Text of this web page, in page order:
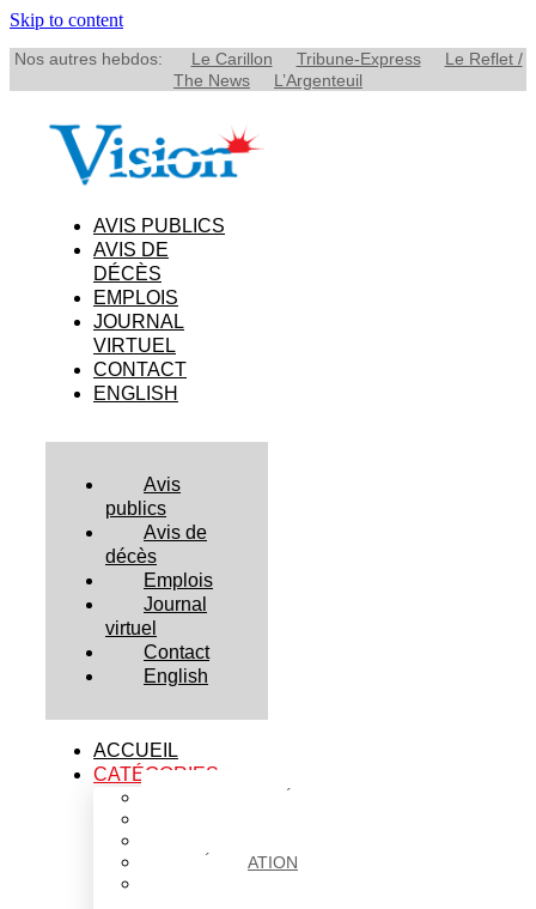
Skip to content
Nos autres hebdos: Le Carillon Tribune-Express
Le Reflet /
The News
L’Argenteuil
AVIS PUBLICS
AVIS DE
DÉCÈS
EMPLOIS
JOURNAL
VIRTUEL
CONTACT
ENGLISH
Avis
publics
Avis de
décès
Emplois
Journal
virtuel
Contact
English
ACCUEIL
CATÉGORIES
ÉDUCATION